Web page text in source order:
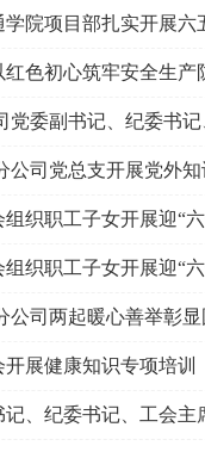
学院项目部扎实开展六
红色初心筑牢安全生产
党委副书记、纪委书
公司党总支开展党外
组织职工子女开展迎“
织职工子女开展迎“
公司两起暖心善举彰
展健康知识专项培训
、纪委书记、工会